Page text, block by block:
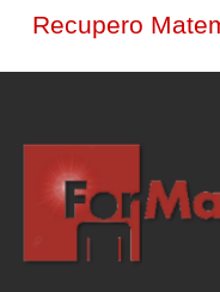
Recupero